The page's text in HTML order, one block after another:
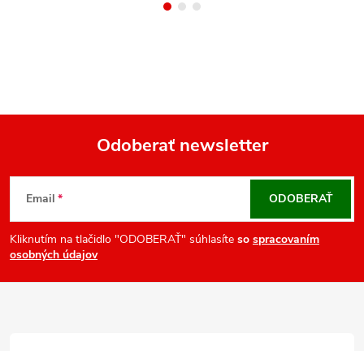
i
Odoberať newsletter
Email
Kliknutím na tlačidlo "ODOBERAŤ" súhlasíte so spracovaním
osobných údajov
ODOBERAŤ